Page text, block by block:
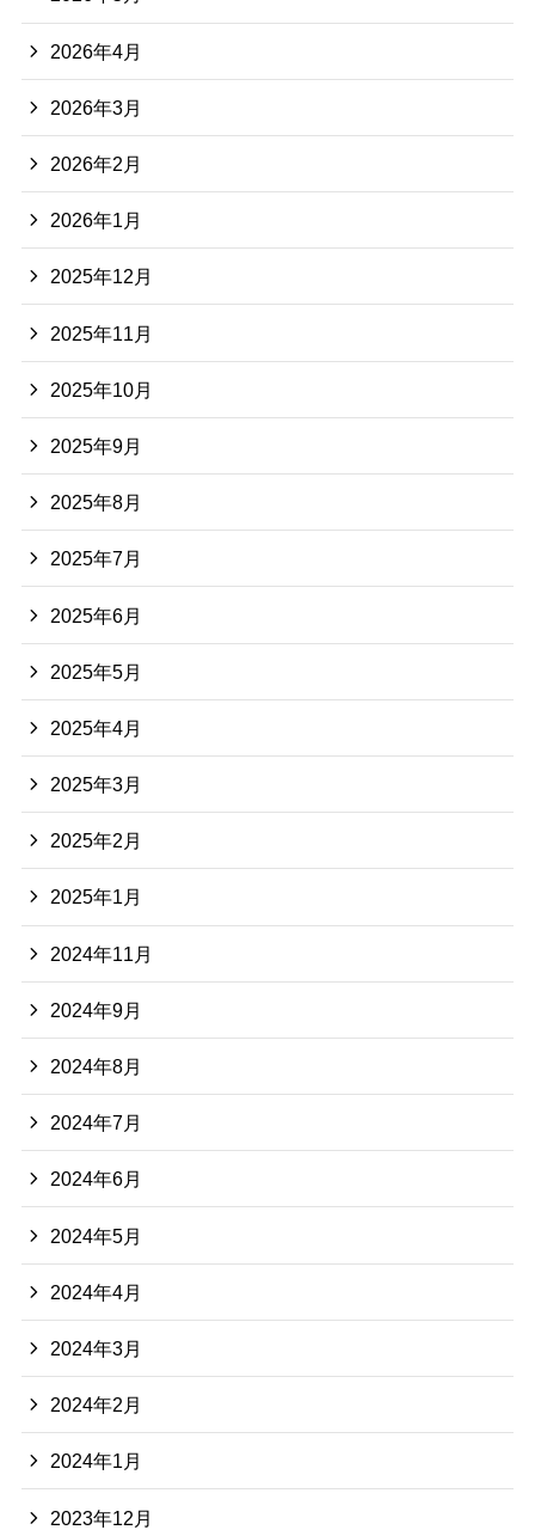
2026年4月
2026年3月
2026年2月
2026年1月
2025年12月
2025年11月
2025年10月
2025年9月
2025年8月
2025年7月
2025年6月
2025年5月
2025年4月
2025年3月
2025年2月
2025年1月
2024年11月
2024年9月
2024年8月
2024年7月
2024年6月
2024年5月
2024年4月
2024年3月
2024年2月
2024年1月
2023年12月